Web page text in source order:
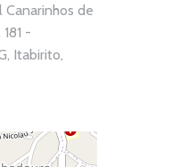
Canarinhos de
-
Itabirito,